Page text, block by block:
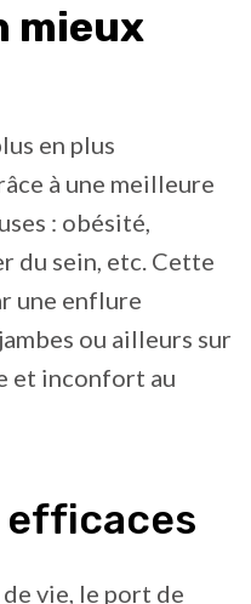
mieux
en plus
à une meilleure
: obésité,
du sein, etc. Cette
une enflure
ou ailleurs sur
et inconfort au
efficaces
vie, le port de